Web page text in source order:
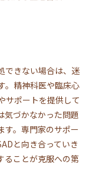
できない場合は、迷
。精神科医や臨床心
サポートを提供して
気づかなかった問題
す。専門家のサポー
と向き合っていき
ることが克服への第